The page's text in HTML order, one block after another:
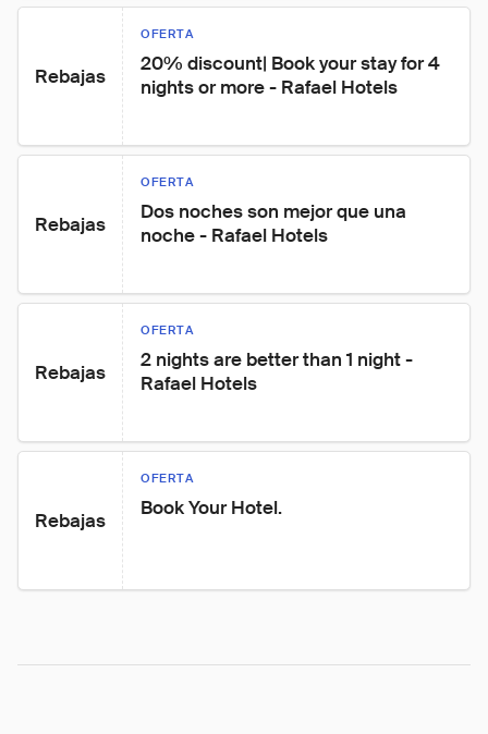
Rebajas
OFERTA
20% discount| Book your stay for 4
nights or more - Rafael Hotels
Rebajas
OFERTA
Dos noches son mejor que una
noche - Rafael Hotels
Rebajas
OFERTA
2 nights are better than 1 night -
Rafael Hotels
Rebajas
OFERTA
Book Your Hotel.